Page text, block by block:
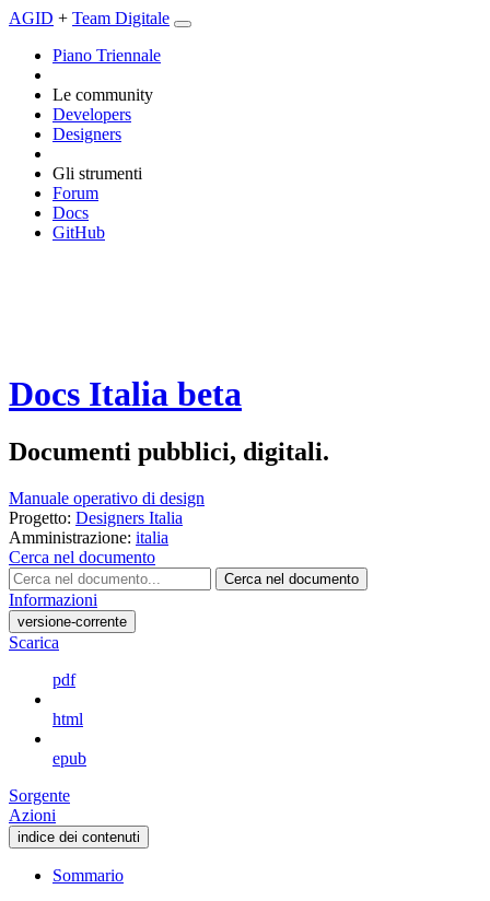
AGID + Team Digitale
Piano Triennale
Le community
Developers
Designers
Gli strumenti
Forum
Docs
GitHub
Docs Italia beta
Documenti pubblici, digitali.
Manuale operativo di design
Progetto: Designers Italia
Amministrazione: italia
Cerca nel documento
Cerca nel documento
Informazioni
versione-corrente
Scarica
pdf
html
epub
Sorgente
Azioni
indice dei contenuti
Sommario